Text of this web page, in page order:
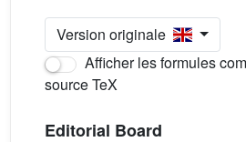
Version originale
Afficher les formules
source TeX
Editorial Board